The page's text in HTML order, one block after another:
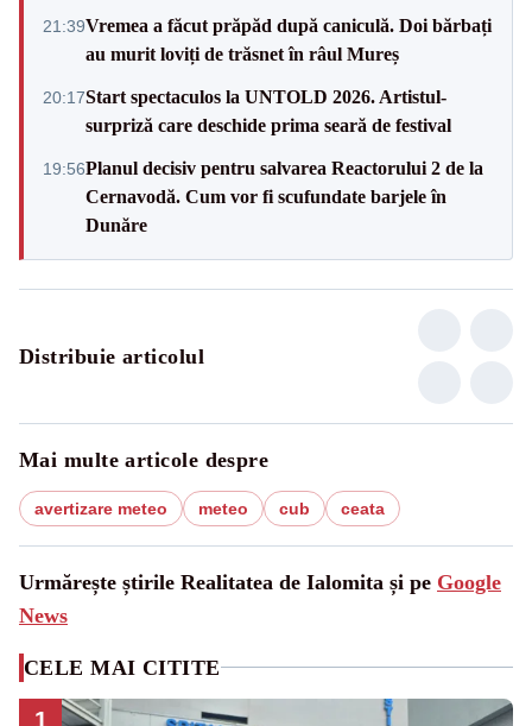
21:39Vremea a făcut prăpăd după caniculă. Doi bărbați
au murit loviți de trăsnet în râul Mureș
20:17Start spectaculos la UNTOLD 2026. Artistul-
surpriză care deschide prima seară de festival
19:56Planul decisiv pentru salvarea Reactorului 2 de la
Cernavodă. Cum vor fi scufundate barjele în
Dunăre
Distribuie articolul
Mai multe articole despre
avertizare meteo meteo cub ceata
Urmărește știrile Realitatea de Ialomita și pe Google
News
CELE MAI CITITE
1